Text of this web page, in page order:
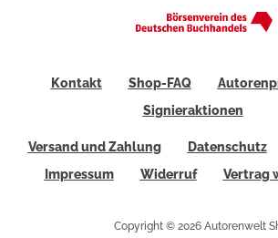
Kontakt Shop-FAQ
Signieraktionen
Versand und Zahlung Datenschutz
Impressum
Widerruf Vertrag
Copyright © 2026 Autorenwelt